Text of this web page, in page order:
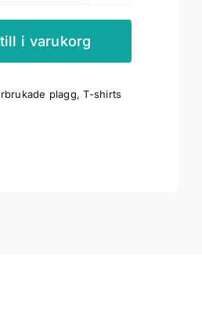
grön
mängd
i varukorg
plagg,T-shirts